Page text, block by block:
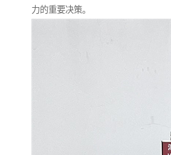
力的重要决策。